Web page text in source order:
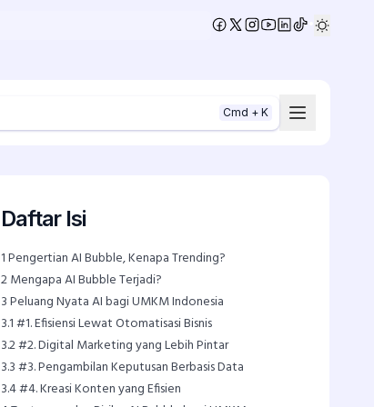
Cmd + K
Daftar Isi
1Pengertian AI Bubble, Kenapa Trending?
2Mengapa AI Bubble Terjadi?
3Peluang Nyata AI bagi UMKM Indonesia
3.1#1. Efisiensi Lewat Otomatisasi Bisnis
3.2#2. Digital Marketing yang Lebih Pintar
3.3#3. Pengambilan Keputusan Berbasis Data
3.4#4. Kreasi Konten yang Efisien